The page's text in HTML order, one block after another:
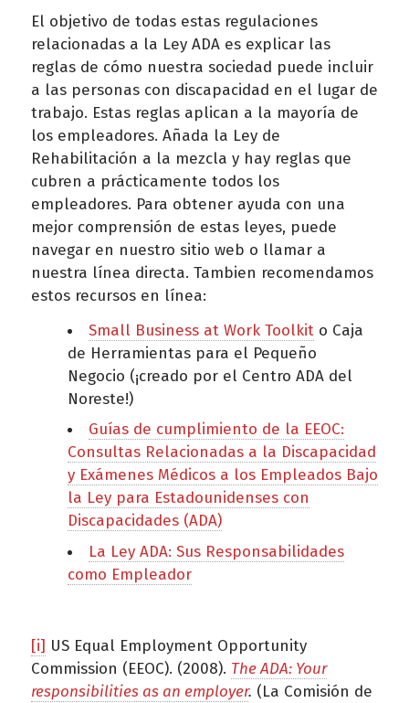
El objetivo de todas estas regulaciones
relacionadas a la Ley ADA es explicar las
reglas de cómo nuestra sociedad puede incluir
a las personas con discapacidad en el lugar de
trabajo. Estas reglas aplican a la mayoría de
los empleadores. Añada la Ley de
Rehabilitación a la mezcla y hay reglas que
cubren a prácticamente todos los
empleadores. Para obtener ayuda con una
mejor comprensión de estas leyes, puede
navegar en nuestro sitio web o llamar a
nuestra línea directa. Tambien recomendamos
estos recursos en línea:
Small Business at Work Toolkit o Caja
de Herramientas para el Pequeño
Negocio (¡creado por el Centro ADA del
Noreste!)
Guías de cumplimiento de la EEOC:
Consultas Relacionadas a la Discapacidad
y Exámenes Médicos a los Empleados Bajo
la Ley para Estadounidenses con
Discapacidades (ADA)
La Ley ADA: Sus Responsabilidades
como Empleador
[i] US Equal Employment Opportunity
Commission (EEOC). (2008). The ADA: Your
responsibilities as an employer. (La Comisión de